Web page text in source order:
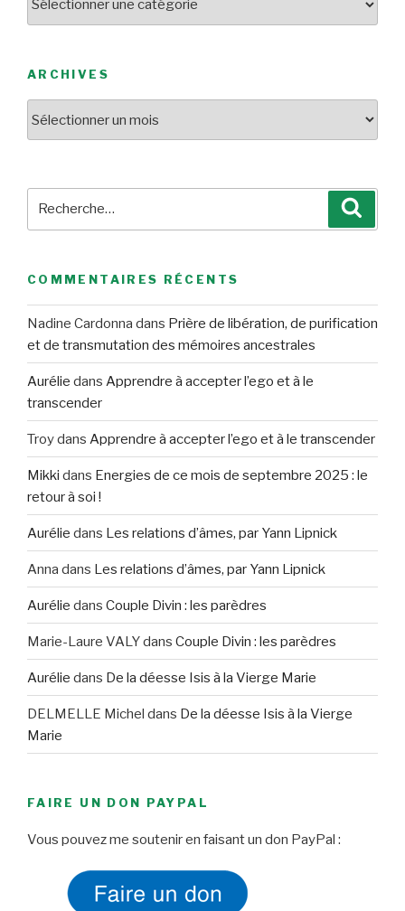
ARCHIVES
COMMENTAIRES RÉCENTS
Nadine Cardonna dans Prière de libération, de purification
et de transmutation des mémoires ancestrales
Aurélie dans Apprendre à accepter l’ego et à le
transcender
Troydans Apprendre à accepter l’ego et à le transcender
Mikki dans Energies de ce mois de septembre 2025 : le
retour à soi !
Aurélie dans Les relations d’âmes, par Yann Lipnick
Anna dans Les relations d’âmes, par Yann Lipnick
Aurélie dans Couple Divin : les parèdres
Marie-Laure VALYdans Couple Divin : les parèdres
Aurélie dans De la déesse Isis à la Vierge Marie
DELMELLE Michel dans De la déesse Isis à la Vierge
Marie
FAIRE UN DON PAYPAL
Vous pouvez me soutenir en faisant un don PayPal :